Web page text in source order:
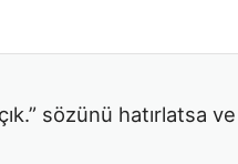
sözünü hatırlatsa ve